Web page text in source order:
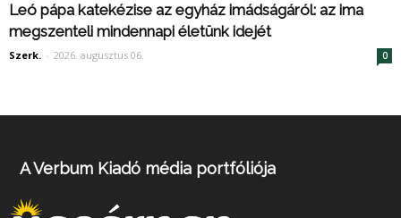
Leó pápa katekézise az egyház imádságáról: az ima
megszenteli mindennapi életünk idejét
Szerk. - 2026. augusztus 06. 0
A Verbum Kiadó média portfóliója